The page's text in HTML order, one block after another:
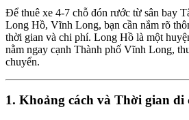
Để thuê xe 4-7 chỗ đón rước từ sân bay
Long Hồ, Vĩnh Long, bạn cần nắm rõ
thời gian và chi phí. Long Hồ là một
nằm ngay cạnh Thành phố Vĩnh Long,
chuyển.
1. Khoảng cách và Thời gian di